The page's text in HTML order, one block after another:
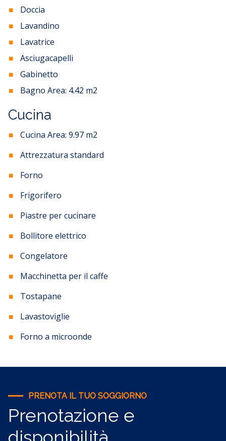
Doccia
Lavandino
Lavatrice
Asciugacapelli
Gabinetto
Bagno Area: 4.42 m2
Cucina
Cucina Area: 9.97 m2
Attrezzatura standard
Forno
Frigorifero
Piastre per cucinare
Bollitore elettrico
Congelatore
Macchinetta per il caffe
Tostapane
Lavastoviglie
Forno a microonde
PRENOTA IL TUO SOGGIORNO
Prenotazione e